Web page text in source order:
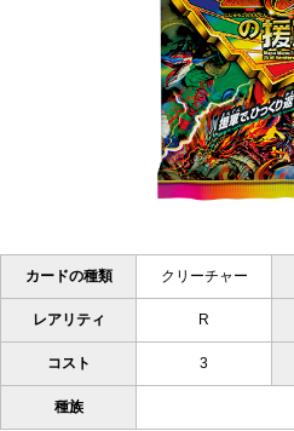
カードの種類 クリーチャー
レアリティ R
コスト 3
種族